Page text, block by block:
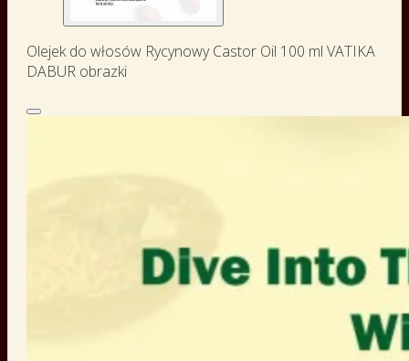
Olejek do włosów Rycynowy Castor Oil 100 ml VATIKA
DABUR obrazki